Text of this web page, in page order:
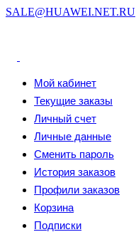
SALE@HUAWEI.NET.RU
Мой кабинет
Текущие заказы
Личный счет
Личные данные
Сменить пароль
История заказов
Профили заказов
Корзина
Подписки